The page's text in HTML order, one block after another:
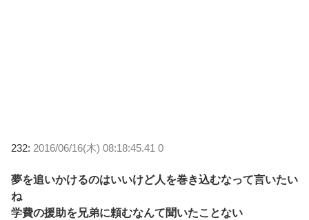
232: 2016/06/16(木) 08:18:45.41 0
夢を追いかけるのはいいけど人を巻き込むなって言いたい
ね
学費の援助を兄弟に頼むなんて聞いたことない